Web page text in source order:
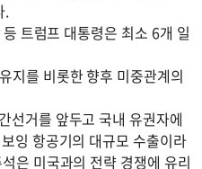
.
트럼프 대통령은 최소 6개 일
지를 비롯한 향후 미중관계의
선거를 앞두고 국내 유권자에
잉 항공기의 대규모 수출이라
은 미국과의 전략 경쟁에 유리